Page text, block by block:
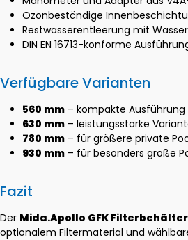
Ozonbeständige
Restwasserentleerung mit
DIN EN 16713-konforme
Verfügbare Varianten
560 mm – kompakte
630 mm – leistungsstarke
780 mm – für größere private
930 mm – für besonders große
Fazit
Der Mida.Apollo GFK Filterbehälter
optionalem Filtermaterial und